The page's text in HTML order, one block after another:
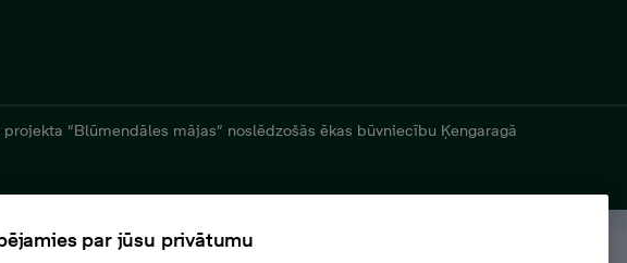
projekta “Blūmendāles mājas” noslēdzošās ēkas būvniecību Ķengaragā
par jūsu privātumu